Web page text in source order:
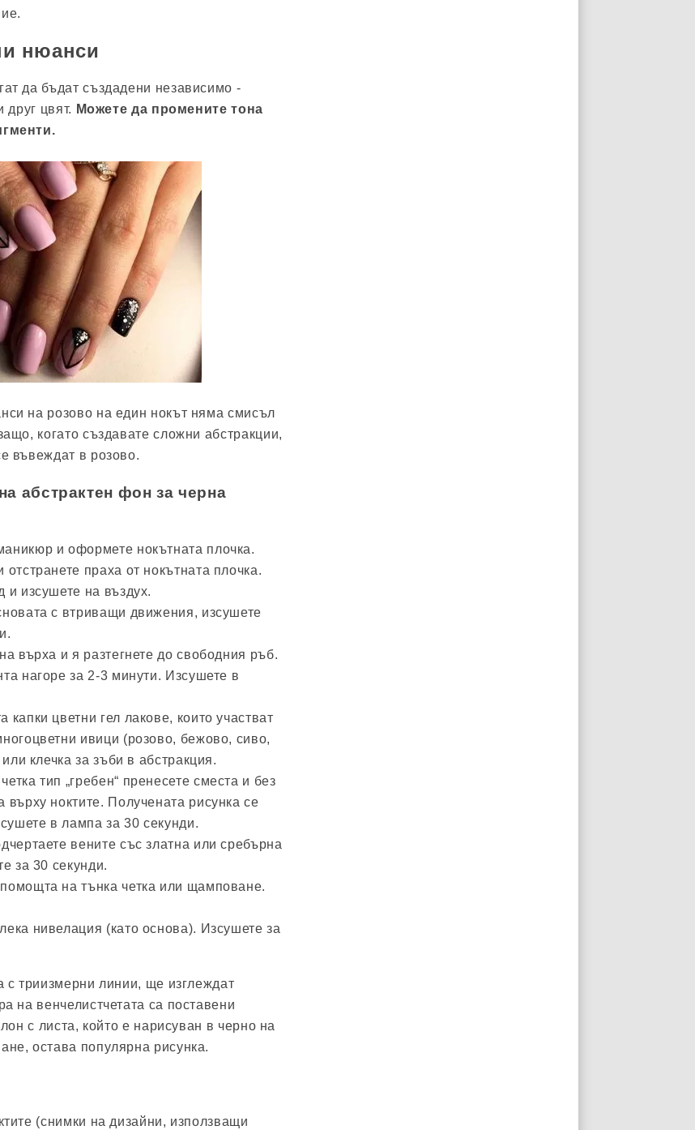
нюанси
да бъдат създадени независимо -
друг цвят. Можете да промените тона
на розово на един нокът няма смисъл
когато създавате сложни абстракции,
въвеждат в розово.
абстрактен фон за черна
и оформете нокътната плочка.
праха от нокътната плочка.
и изсушете на въздух.
с втриващи движения, изсушете
върха и я разтегнете до свободния ръб.
нагоре за 2-3 минути. Изсушете в
капки цветни гел лакове, които участват
ивици (розово, бежово, сиво,
клечка за зъби в абстракция.
тип „гребен“ пренесете сместа и без
върху ноктите. Получената рисунка се
в лампа за 30 секунди.
вените със златна или сребърна
за 30 секунди.
на тънка четка или щамповане.
нивелация (като основа). Изсушете за
с триизмерни линии, ще изглеждат
на венчелистчетата са поставени
с листа, който е нарисуван в черно на
остава популярна рисунка.
(снимки на дизайни, използващи